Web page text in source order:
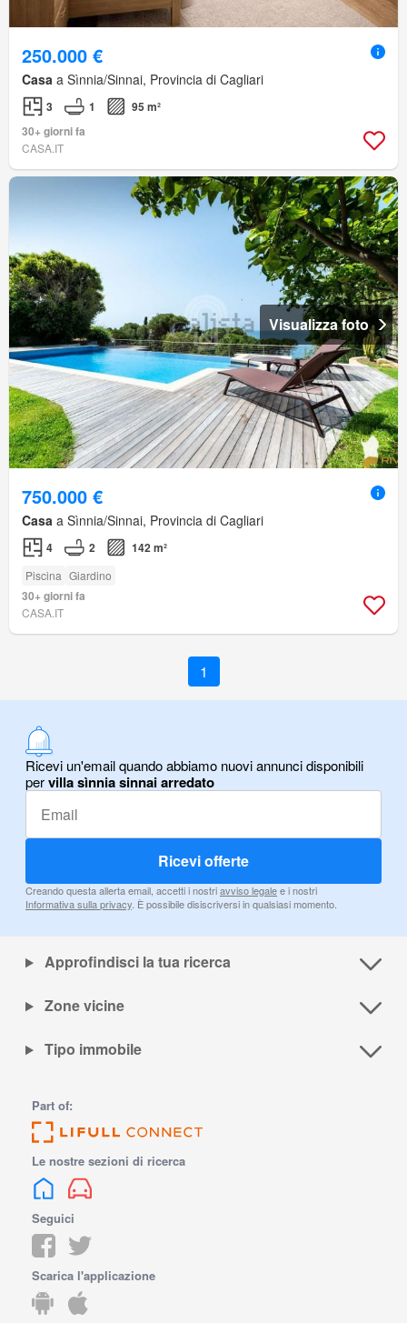
250.000 €
Casa a Sìnnia/Sinnai, Provincia di Cagliari
3 1
95 m²
30+ giorni fa
CASA.IT
Visualizza foto
750.000 €
Casa a Sìnnia/Sinnai, Provincia di Cagliari
4 2 142 m²
Piscina Giardino
30+ giorni fa
CASA.IT
1
Ricevi un'email quando abbiamo nuovi annunci disponibili
pervilla sìnnia sinnai arredato
Ricevi offerte
Creando questa allerta email, accetti i nostriavviso legalee i nostri
Informativa sulla privacy. È possibile disiscriversi in qualsiasi momento.
Approfindisci la tua ricerca
Zone vicine
Tipo immobile
Part of:
Le nostre sezioni di ricerca
Seguici
Scarica l'applicazione